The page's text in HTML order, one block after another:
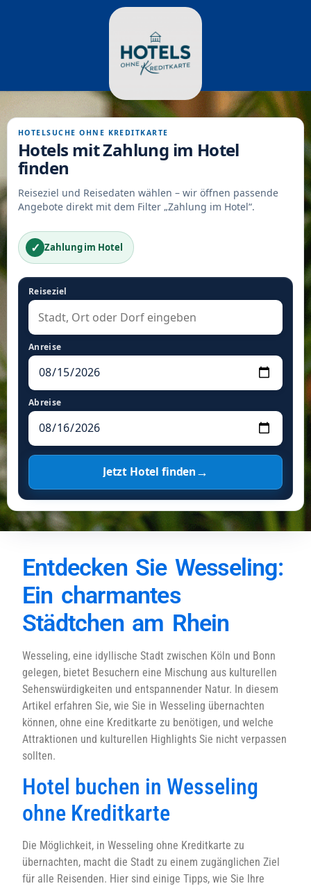
HOTELSUCHE OHNE KREDITKARTE
Hotels mit Zahlung im Hotel
finden
Reiseziel und Reisedaten wählen – wir öffnen passende
Angebote direkt mit dem Filter „Zahlung im Hotel“.
✓ Zahlung im Hotel
Reiseziel
Anreise
Abreise
Jetzt Hotel finden→
Entdecken Sie Wesseling:
Ein charmantes
Städtchen am Rhein
Wesseling, eine idyllische Stadt zwischen Köln und Bonn
gelegen, bietet Besuchern eine Mischung aus kulturellen
Sehenswürdigkeiten und entspannender Natur. In diesem
Artikel erfahren Sie, wie Sie in Wesseling übernachten
können, ohne eine Kreditkarte zu benötigen, und welche
Attraktionen und kulturellen Highlights Sie nicht verpassen
sollten.
Hotel buchen in Wesseling
ohne Kreditkarte
Die Möglichkeit, in Wesseling ohne Kreditkarte zu
übernachten, macht die Stadt zu einem zugänglichen Ziel
für alle Reisenden. Hier sind einige Tipps, wie Sie Ihre